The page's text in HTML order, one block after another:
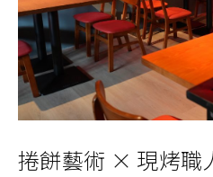
捲餅藝術 × 現烤職